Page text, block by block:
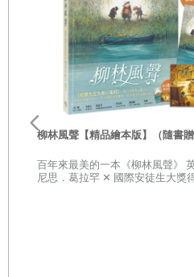
每天路過彩虹屋，順著遊客拍
彩色房屋倒影與天空不同時間
水面上，我每天在漁港照不少
粉紅色、灰色的天空，把彩虹
化，且轉瞬即逝。我不知從何
柳林風聲【精品繪本版】（隨書贈
百年來最美的一本《柳林風聲》
尼思．葛拉罕 ✕ 國際安徒生大獎